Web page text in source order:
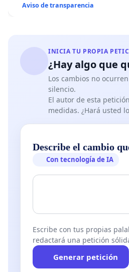
Aviso de transparencia
INICIA TU PROPIA
¿Hay algo que
Los cambios no
silencio.
El autor de esta
medidas. ¿Hará usted
Describe el cambio
Con tecnología de IA
Escribe con tus propias
redactará una petición
Generar petición